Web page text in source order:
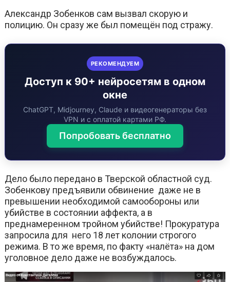
Александр Зобенков сам вызвал скорую и
полицию. Он сразу же был помещён под стражу.
РЕКОМЕНДУЕМ
Доступ к 90+ нейросетям в одном
окне
ChatGPT, Midjourney, Claude и видеогенераторы без
VPN и с оплатой картами РФ.
Попробовать бесплатно
Дело было передано в Тверской областной суд.
Зобенкову предъявили обвинение даже не в
превышении необходимой самообороны или
убийстве в состоянии аффекта, а в
преднамеренном тройном убийстве! Прокуратура
запросила для него 18 лет колонии строгого
режима. В то же время, по факту «налёта» на дом
уголовное дело даже не возбуждалось.